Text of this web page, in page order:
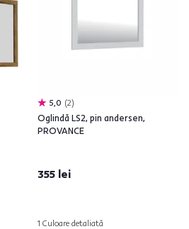
5,0 2
Oglindă LS2, pin andersen,
PROVANCE
355 lei
1 Culoare detaliată